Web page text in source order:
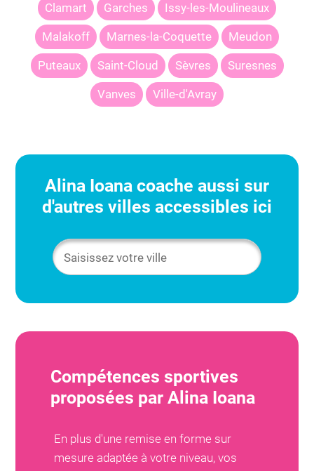
Clamart Garches Issy-les-Moulineaux
Malakoff Marnes-la-Coquette Meudon
Puteaux Saint-Cloud Sèvres Suresnes
Vanves Ville-d'Avray
Alina Ioana coache aussi sur
d'autres villes accessibles ici
Compétences sportives
proposées parAlina Ioana
En plus d'une remise en forme sur
mesure adaptée à votre niveau, vos